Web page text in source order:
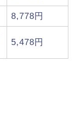
8,778円
5,478円